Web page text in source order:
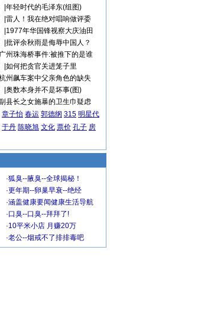
年轻时代的毛泽东(组图)
雷人！我在绝对唱响做评委
1977年华国锋视察大庆油田
批评余秋雨是侮辱中国人？
广州珠海桥事件:被推下的是谁
如何把贪官关进笼子里
州飙车案中父亲角色的缺失
奥数本身并不是坏事(图)
县长之女施暴的卫生巾疑虑
章子怡 春运 郭德纲 315 明星代
于丹 陈晓旭 文化 票价 孔子 房
·狐臭--腋臭--全球揭秘！
·更年期--卵巢早衰--绝经
·涵盖健康要闻健康生活导航
·口臭--口臭--拜拜了!
·10平米小店 月赚20万
·老公--烟戒不了排排毒吧